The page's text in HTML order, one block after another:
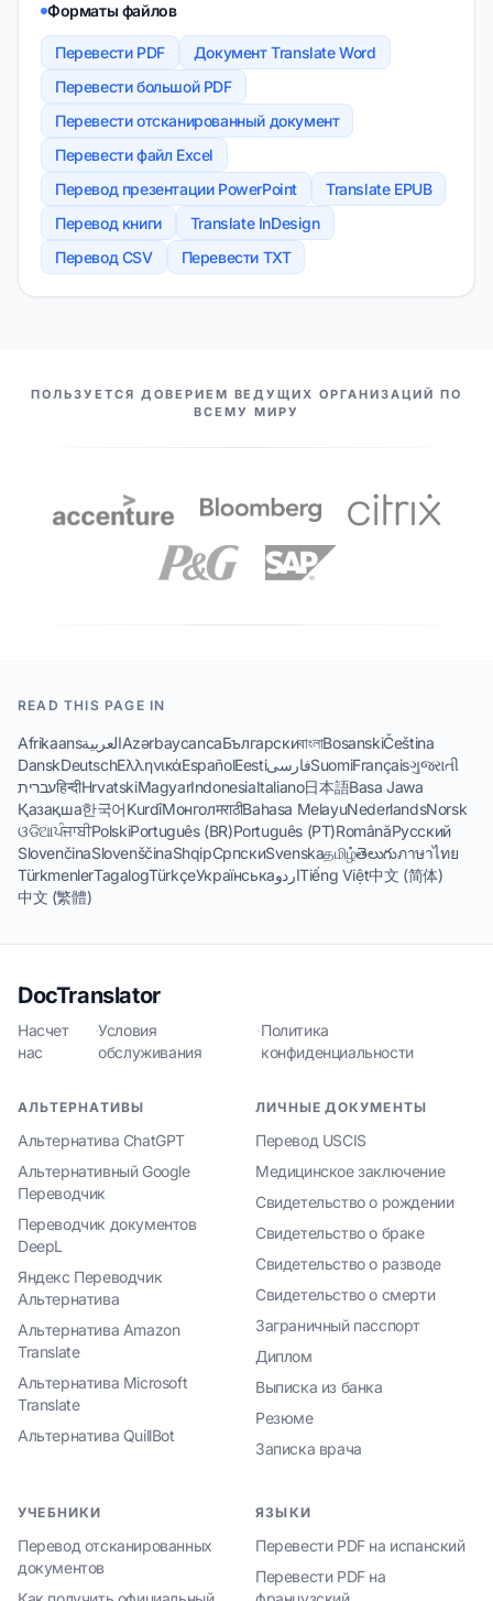
Форматы файлов
Перевести PDF
Документ Translate Word
Перевести большой PDF
Перевести отсканированный документ
Перевести файл Excel
Перевод презентации PowerPoint
Translate EPUB
Перевод книги
Translate InDesign
Перевод CSV
Перевести TXT
НАШИ ПАРТНЕРЫ
ПОЛЬЗУЕТСЯ ДОВЕРИЕМ ВЕДУЩИХ ОРГАНИЗАЦИЙ ПО
ВСЕМУ МИРУ
READ THIS PAGE IN
AfrikaansالعربيةAzərbaycancaБългарскиবাংলাBosanskiČeština
DanskDeutschΕλληνικάEspañolEestiفارسیSuomiFrançaisગુજરાતી
עבריתहिन्दीHrvatskiMagyarIndonesiaItaliano日本語Basa Jawa
Қазақша한국어KurdîМонголमराठीBahasa MelayuNederlandsNorsk
ଓଡିଆਪੰਜਾਬੀPolskiPortuguês (BR)Português (PT)RomânăРусский
SlovenčinaSlovenščinaShqipСрпскиSvenskaதமிழ்తెలుగుภาษาไทย
TürkmenlerTagalogTürkçeУкраїнськаاردوTiếng Việt中文 (简体)
中文 (繁體)
DocTranslator
Насчет
нас
·Условия
обслуживания
·Политика
конфиденциальности
АЛЬТЕРНАТИВЫ
Альтернатива ChatGPT
Альтернативный Google
Переводчик
Переводчик документов
DeepL
Яндекс Переводчик
Альтернатива
Альтернатива Amazon
Translate
Альтернатива Microsoft
Translate
Альтернатива QuillBot
ЛИЧНЫЕ ДОКУМЕНТЫ
Перевод USCIS
Медицинское заключение
Свидетельство о рождении
Свидетельство о браке
Свидетельство о разводе
Свидетельство о смерти
Заграничный пасспорт
Диплом
Выписка из банка
Резюме
Записка врача
УЧЕБНИКИ
Перевод отсканированных
документов
ЯЗЫКИ
Перевести PDF на испанский
Перевести PDF на